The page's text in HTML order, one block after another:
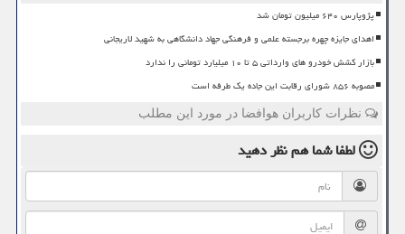
پژوپارس ۶۴۰ میلیون تومان شد
اهدای جایزه چهره برجسته علمی و فرهنگی جهاد دانشگاهی به شهید لاریجانی
بازار کشش خودرو های وارداتی ۵ تا ۱۰ میلیارد تومانی را ندارد
مصوبه ۸۵۶ شورای رقابت این جاده یک طرفه است
نظرات کاربران هوافضا در مورد این مطلب
لطفا شما همنظر دهید